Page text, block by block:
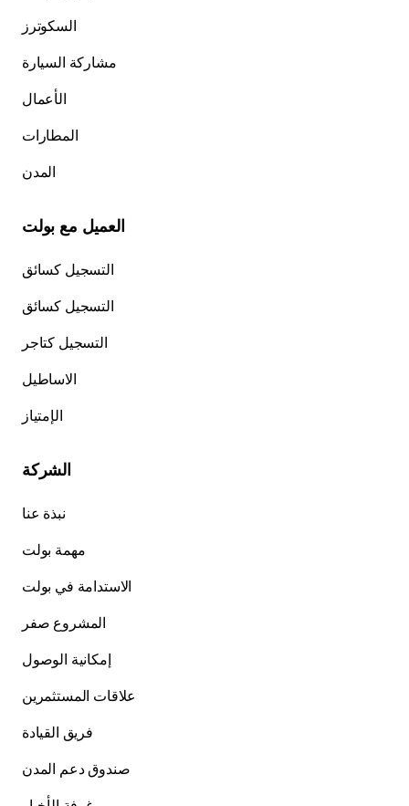
السكوترز
مشاركة السيارة
الأعمال
المطارات
المدن
العميل مع بولت
التسجيل كسائق
التسجيل كسائق
التسجيل كتاجر
الاساطيل
الإمتياز
الشركة
نبذة عنا
مهمة بولت
الاستدامة في بولت
المشروع صفر
إمكانية الوصول
علاقات المستثمرين
فريق القيادة
صندوق دعم المدن